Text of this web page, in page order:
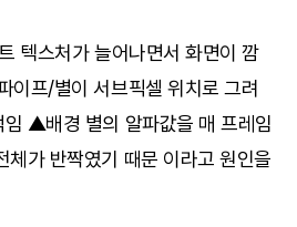
텍스처가 늘어나면서 화면이 깜
프/별이 서브픽셀 위치로 그려
▲배경 별의 알파값을 매 프레임
체가 반짝였기 때문 이라고 원인을